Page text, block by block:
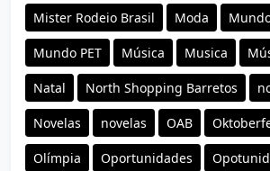
Mister Rodeio Brasil Moda
Mundo PET Música Musica
Natal North Shopping Barretos
Novelas novelas OAB
Olímpia Oportunidades